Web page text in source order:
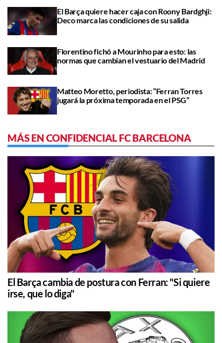
El Barça quiere hacer caja con Roony Bardghji:
Deco marca las condiciones de su salida
Florentino fichó a Mourinho para esto: las
normas que cambian el vestuario del Madrid
Matteo Moretto, periodista: “Ferran Torres
jugará la próxima temporada en el PSG”
MÁS EN CONFIDENCIAL FC BARCELONA
El Barça cambia de postura con Ferran: "Si quiere
irse, que lo diga"